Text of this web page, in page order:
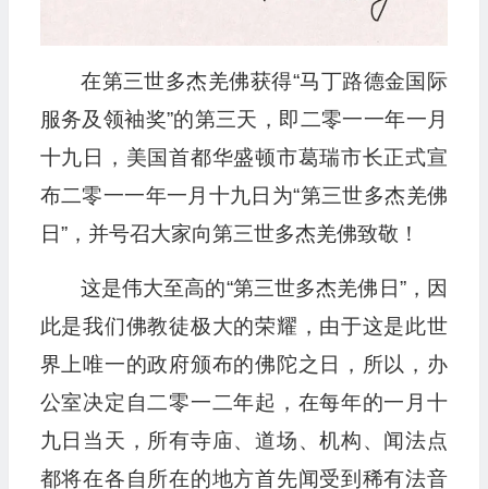
在第三世多杰羌佛获得“马丁路德金国际
服务及领袖奖”的第三天，即二零一一年一月
十九日，美国首都华盛顿市葛瑞市长正式宣
布二零一一年一月十九日为“第三世多杰羌佛
日”，并号召大家向第三世多杰羌佛致敬！
这是伟大至高的“第三世多杰羌佛日”，因
此是我们佛教徒极大的荣耀，由于这是此世
界上唯一的政府颁布的佛陀之日，所以，办
公室决定自二零一二年起，在每年的一月十
九日当天，所有寺庙、道场、机构、闻法点
都将在各自所在的地方首先闻受到稀有法音